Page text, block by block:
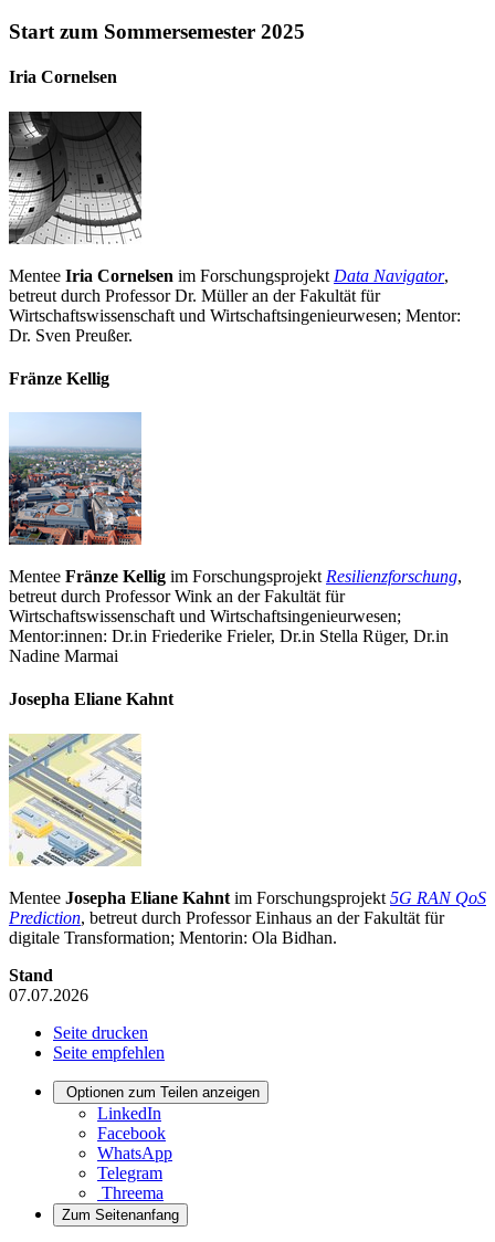
Start zum Sommersemester 2025
Iria Cornelsen
Mentee Iria Cornelsen im Forschungsprojekt Data Navigator,
betreut durch Professor Dr. Müller an der Fakultät für
Wirtschaftswissenschaft und Wirtschaftsingenieurwesen; Mentor:
Dr. Sven Preußer.
Fränze Kellig
Mentee Fränze Kellig im Forschungsprojekt Resilienzforschung,
betreut durch Professor Wink an der Fakultät für
Wirtschaftswissenschaft und Wirtschaftsingenieurwesen;
Mentor:innen: Dr.in Friederike Frieler, Dr.in Stella Rüger, Dr.in
Nadine Marmai
Josepha Eliane Kahnt
Mentee Josepha Eliane Kahnt im Forschungsprojekt 5G RAN QoS
Prediction, betreut durch Professor Einhaus an der Fakultät für
digitale Transformation; Mentorin: Ola Bidhan.
Stand
07.07.2026
Seite drucken
Seite empfehlen
Optionen zum Teilen anzeigen
LinkedIn
Facebook
WhatsApp
Telegram
Threema
Zum Seitenanfang